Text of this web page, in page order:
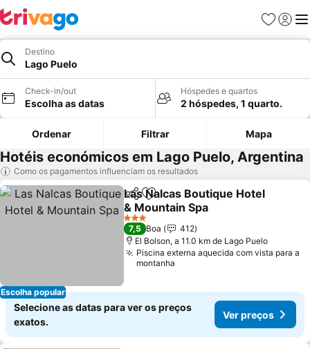
Favoritos
Iniciar
Destino
Lago Puelo
Check-in/out
Escolha as datas
Hóspedes e quartos
2 hóspedes, 1 quarto.
Ordenar Filtrar Mapa
Hotéis económicos em Lago Puelo, Argentina
Como os pagamentos influenciam os resultados
Escolha popular
PartilharAdicionar aos favoritos
Las Nalcas Boutique Hotel
& Mountain Spa
Ver preços
3 Estrelas
7,5 Boa
412
El Bolson, a 11.0 km de Lago Puelo
Piscina externa aquecida com vista para a
montanha
Selecione as datas para ver os preços
exatos.
Ver preços